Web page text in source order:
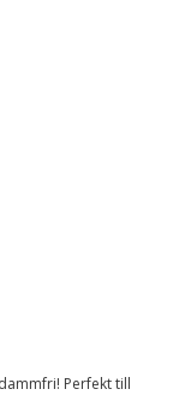
Perfekt till